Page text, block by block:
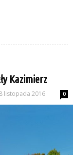
Kazimierz
listopada 2016 0